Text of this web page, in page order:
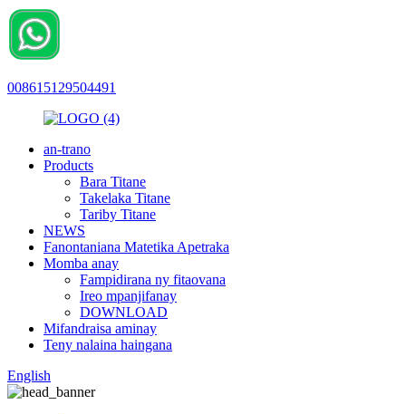
008615129504491
an-trano
Products
Bara Titane
Takelaka Titane
Tariby Titane
NEWS
Fanontaniana Matetika Apetraka
Momba anay
Fampidirana ny fitaovana
Ireo mpanjifanay
DOWNLOAD
Mifandraisa aminay
Teny nalaina haingana
English